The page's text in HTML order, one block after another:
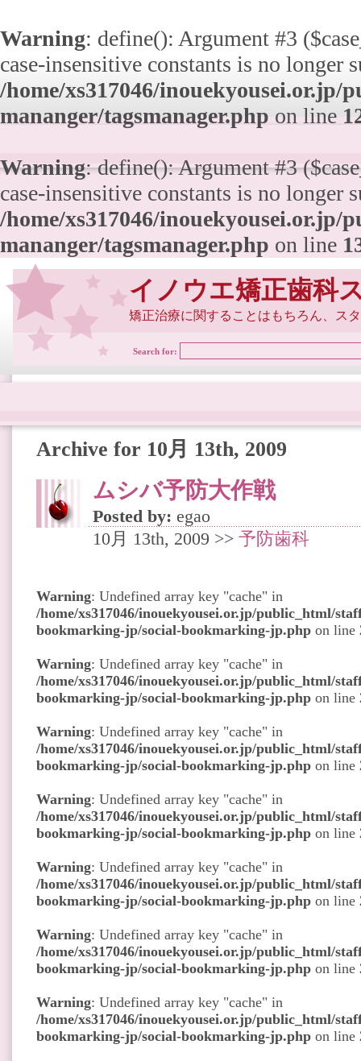
Warning: define(): Argument #3
case-insensitive constants is no longer
/home/xs317046/
mananger/tagsmanager.php on line
Warning: define(): Argument #3
case-insensitive constants is no longer
/home/xs317046/
mananger/tagsmanager.php on line
イノウエ矯正歯科
矯正治療に関することはもちろん、ス
Search for:
Archive for 10月 13th, 2009
ムシバ予防大作戦
Posted by: egao
10月 13th, 2009 >> 予防歯科
Warning: Undefined array key "cache" in
/home/xs317046/inouekyousei.or.jp/public_html/
bookmarking-jp/social-bookmarking-jp.php on line
Warning: Undefined array key "cache" in
/home/xs317046/inouekyousei.or.jp/public_html/
bookmarking-jp/social-bookmarking-jp.php on line
Warning: Undefined array key "cache" in
/home/xs317046/inouekyousei.or.jp/public_html/
bookmarking-jp/social-bookmarking-jp.php on line
Warning: Undefined array key "cache" in
/home/xs317046/inouekyousei.or.jp/public_html/
bookmarking-jp/social-bookmarking-jp.php on line
Warning: Undefined array key "cache" in
/home/xs317046/inouekyousei.or.jp/public_html/
bookmarking-jp/social-bookmarking-jp.php on line
Warning: Undefined array key "cache" in
/home/xs317046/inouekyousei.or.jp/public_html/
bookmarking-jp/social-bookmarking-jp.php on line
Warning: Undefined array key "cache" in
/home/xs317046/inouekyousei.or.jp/public_html/
bookmarking-jp/social-bookmarking-jp.php on line